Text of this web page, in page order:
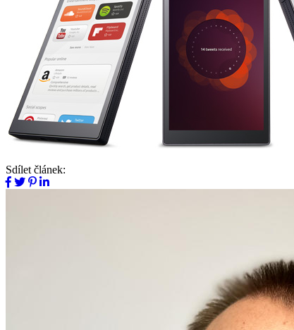
Sdílet článek: